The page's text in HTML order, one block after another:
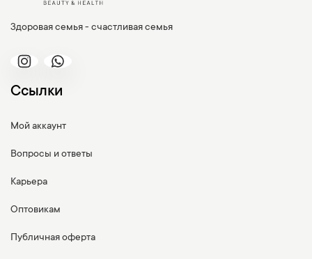
Здоровая семья - счастливая семья
Ссылки
Мой аккаунт
Вопросы и ответы
Карьера
Оптовикам
Публичная оферта